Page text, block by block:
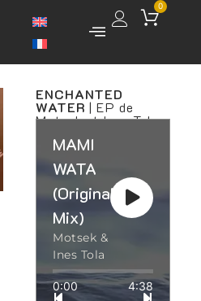
0
ENCHANTED
WATER | EP de
Motsek et Ines Tola
MAMI
WATA
(Original
Mix)
Motsek &
Ines Tola
0:00 4:38